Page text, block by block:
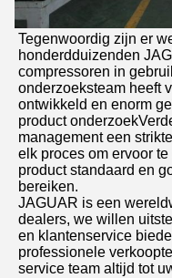
Tegenwoordig zijn er
honderdduizenden
compressoren in
onderzoeksteam heeft
ontwikkeld en enorm
product
management een
elk proces om ervoor
product standaard en
bereiken.
JAGUAR is een
dealers, we willen
en klantenservice
professionele
service team altijd tot